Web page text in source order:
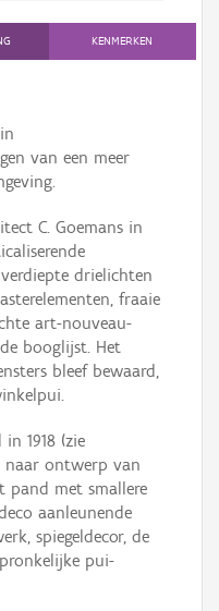
KENMERKEN
van een meer
C. Goemans in
drielichten
fraaie
art-nouveau-
booglijst. Het
bleef bewaard,
1918 (zie
naar ontwerp van
pand met smallere
aanleunende
spiegeldecor, de
pui-